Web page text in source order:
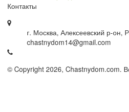
Контакты
г. Москва, Алексеевский р-он,
chastnydom14@gmail.com
© Copyright 2026, Chastnydom.com.